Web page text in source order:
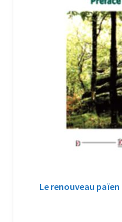
Politique de
Qui sommes-nous ?
Soutien à Philippe Randa
Suivi de la Commande
Le renouveau